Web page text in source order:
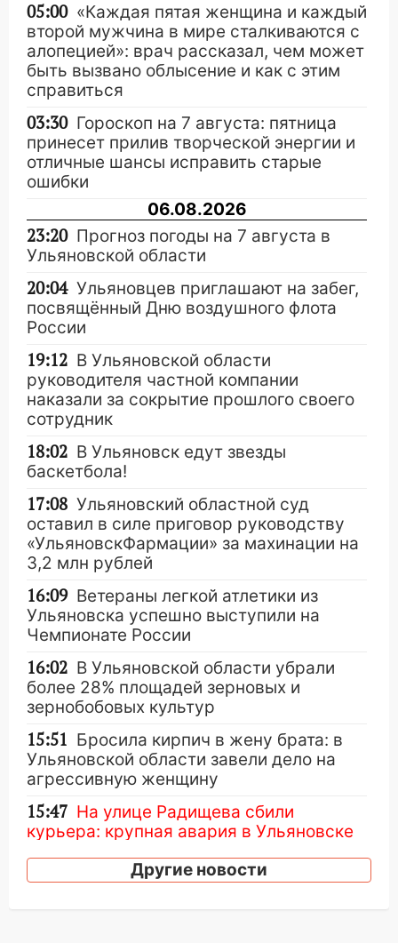
05:00 «Каждая пятая женщина и каждый
второй мужчина в мире сталкиваются с
алопецией»: врач рассказал, чем может
быть вызвано облысение и как с этим
справиться
03:30 Гороскоп на 7 августа: пятница
принесет прилив творческой энергии и
отличные шансы исправить старые
ошибки
06.08.2026
23:20 Прогноз погоды на 7 августа в
Ульяновской области
20:04 Ульяновцев приглашают на забег,
посвящённый Дню воздушного флота
России
19:12 В Ульяновской области
руководителя частной компании
наказали за сокрытие прошлого своего
сотрудник
18:02 В Ульяновск едут звезды
баскетбола!
17:08 Ульяновский областной суд
оставил в силе приговор руководству
«УльяновскФармации» за махинации на
3,2 млн рублей
16:09 Ветераны легкой атлетики из
Ульяновска успешно выступили на
Чемпионате России
16:02 В Ульяновской области убрали
более 28% площадей зерновых и
зернобобовых культур
15:51 Бросила кирпич в жену брата: в
Ульяновской области завели дело на
агрессивную женщину
15:47 На улице Радищева сбили
курьера: крупная авария в Ульяновске
15:15 Проводил до квартиры и ограбил:
новый кавалер женщины оказался
Другие новости